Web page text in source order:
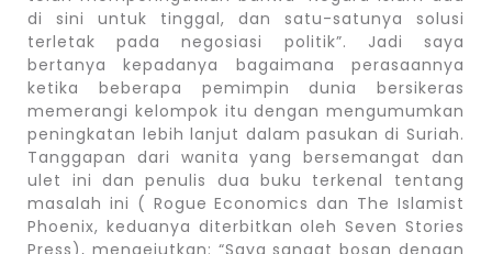
di sini untuk tinggal, dan satu-satunya solusi
terletak pada negosiasi politik”. Jadi saya
bertanya kepadanya bagaimana perasaannya
ketika beberapa pemimpin dunia bersikeras
memerangi kelompok itu dengan mengumumkan
peningkatan lebih lanjut dalam pasukan di Suriah.
Tanggapan dari wanita yang bersemangat dan
ulet ini dan penulis dua buku terkenal tentang
masalah ini ( Rogue Economics dan The Islamist
Phoenix, keduanya diterbitkan oleh Seven Stories